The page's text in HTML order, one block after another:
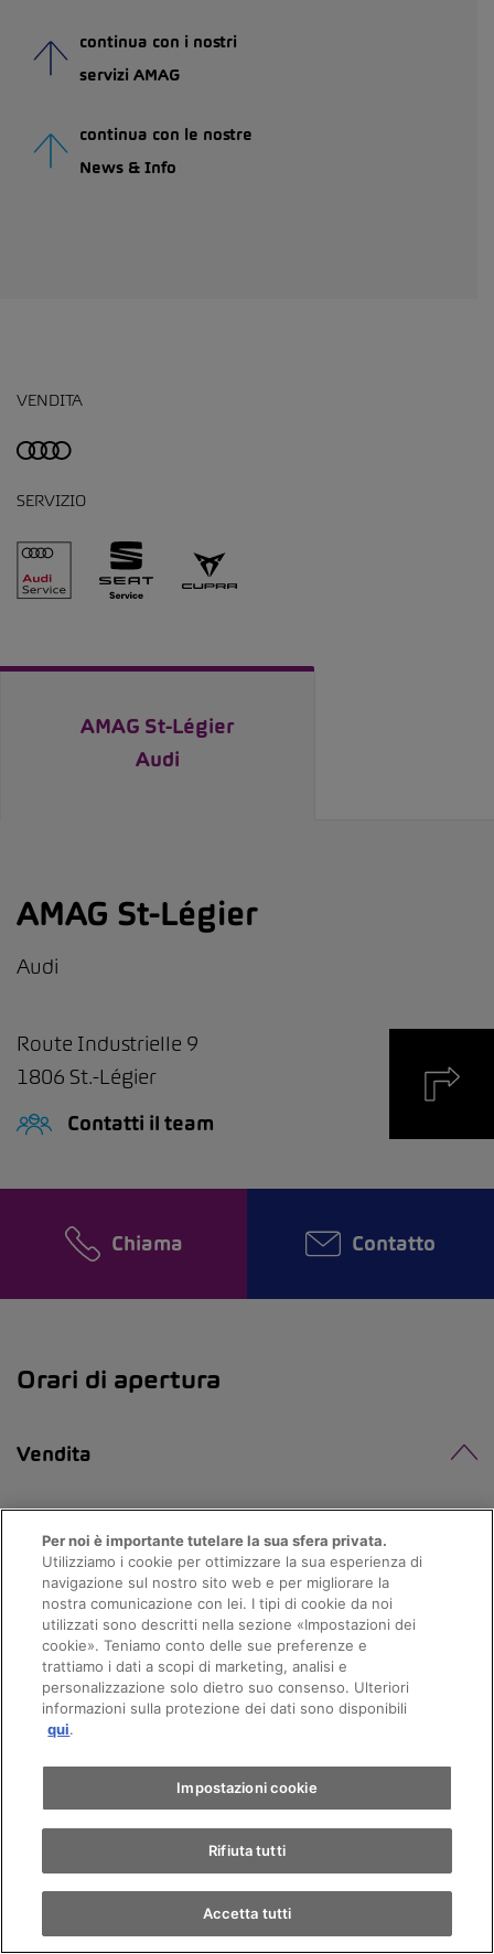
continua con i nostri
servizi AMAG
continua con le nostre
News & Info
Appuntamento
Giro di prova
Trova un'auto
VENDITA
SERVIZIO
AMAG St-Légier
Audi
AMAG St-Légier
Audi
Route Industrielle 9
1806 St.-Légier
Contatti il team
Chiama Contatto
Orari di apertura
Vendita
13:00 - 18:30
Martedi
08:00 - 12:00
13:00 - 18:30
Mercoledi
08:00 - 12:00
13:00 - 18:30
Giovedi
13:00 - 18:30
Sabato
09:00 - 17:00
Per noi è importante tutelare la sua sfera privata.
Utilizziamo i cookie per ottimizzare la sua esperienza di
navigazione sul nostro sito web e per migliorare la
nostra comunicazione con lei. I tipi di cookie da noi
utilizzati sono descritti nella sezione «Impostazioni dei
cookie». Teniamo conto delle sue preferenze e
trattiamo i dati a scopi di marketing, analisi e
personalizzazione solo dietro suo consenso. Ulteriori
informazioni sulla protezione dei dati sono disponibili
qui.
Impostazioni cookie
Rifiuta tutti
Accetta tutti